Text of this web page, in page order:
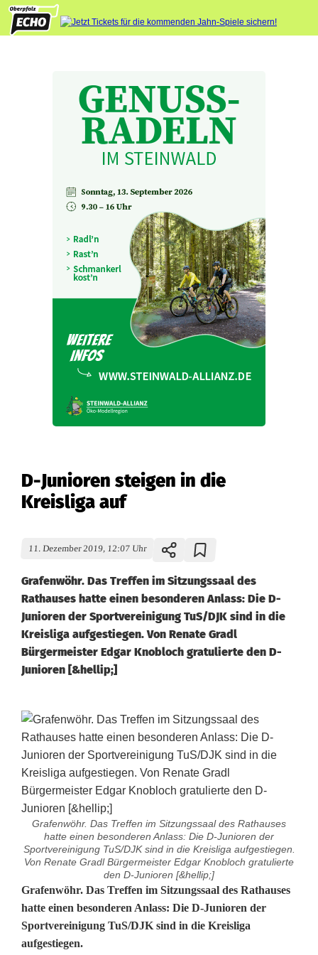
D-Junioren steigen in die
Kreisliga auf
11. Dezember 2019, 12:07 Uhr
Grafenwöhr. Das Treffen im Sitzungssaal des
Rathauses hatte einen besonderen Anlass: Die D-
Junioren der Sportvereinigung TuS/DJK sind in die
Kreisliga aufgestiegen. Von Renate Gradl
Bürgermeister Edgar Knobloch gratulierte den D-
Junioren [&hellip;]
Grafenwöhr. Das Treffen im Sitzungssaal des Rathauses
hatte einen besonderen Anlass: Die D-Junioren der
Sportvereinigung TuS/DJK sind in die Kreisliga aufgestiegen.
Von Renate Gradl Bürgermeister Edgar Knobloch gratulierte
den D-Junioren [&hellip;]
D
-
J
Grafenwöhr. Das Treffen im Sitzungssaal des Rathauses
hatte einen besonderen Anlass: Die D-Junioren der
Sportvereinigung TuS/DJK sind in die Kreisliga
aufgestiegen.